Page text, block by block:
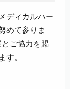
ディカルハー
めて参りま
ご協力を賜
。